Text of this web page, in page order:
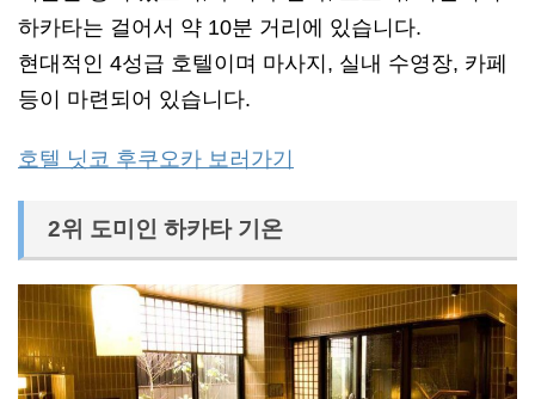
하카타는 걸어서 약 10분 거리에 있습니다.
현대적인 4성급 호텔이며 마사지, 실내 수영장, 카페
등이 마련되어 있습니다.
호텔 닛코 후쿠오카 보러가기
2위 도미인 하카타 기온